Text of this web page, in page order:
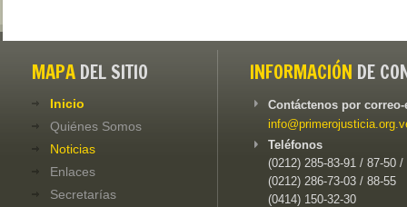
MAPA DEL SITIO
Inicio
Quiénes Somos
Noticias
Enlaces
Secretarías
INFORMACIÓN DE
Contáctenos por
Teléfonos
(0212) 285-83-91 / 87-50 /
(0212) 286-73-03 / 88-55
(0414) 150-32-30